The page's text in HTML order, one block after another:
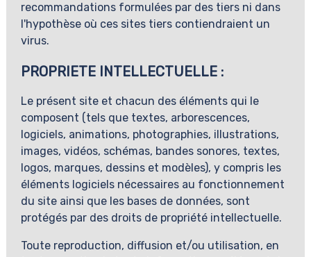
recommandations formulées par des tiers ni dans
l'hypothèse où ces sites tiers contiendraient un
virus.
PROPRIETE INTELLECTUELLE :
Le présent site et chacun des éléments qui le
composent (tels que textes, arborescences,
logiciels, animations, photographies, illustrations,
images, vidéos, schémas, bandes sonores, textes,
logos, marques, dessins et modèles), y compris les
éléments logiciels nécessaires au fonctionnement
du site ainsi que les bases de données, sont
protégés par des droits de propriété intellectuelle.
Toute reproduction, diffusion et/ou utilisation, en